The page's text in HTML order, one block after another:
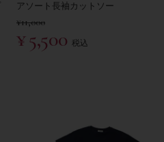
アソート長袖カットソー
¥11,000
¥5,500 税込